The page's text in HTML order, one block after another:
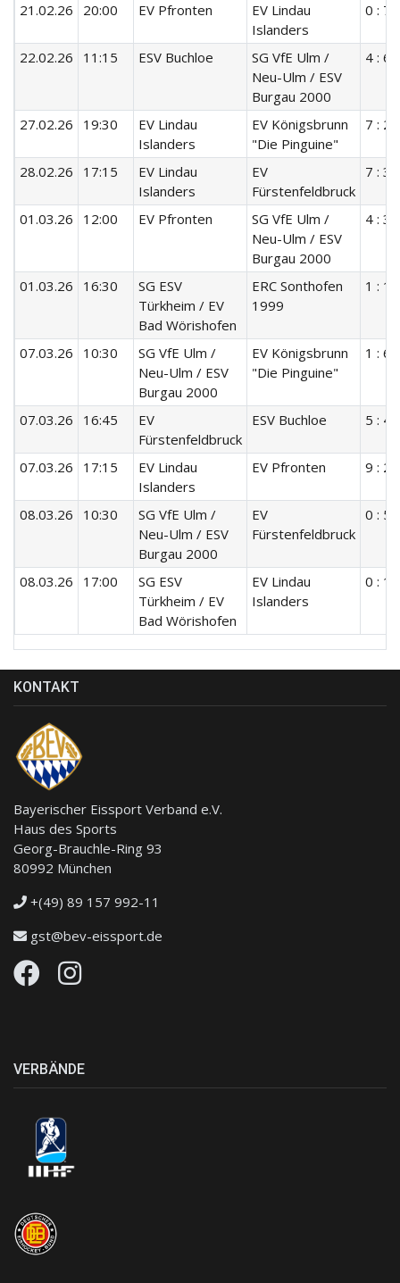
21.02.26 20:00 EV Pfronten
EV Lindau
Islanders
0 : 7
22.02.26 11:15 ESV Buchloe
SG VfE Ulm /
Neu-Ulm / ESV
Burgau 2000
4 : 6
27.02.26 19:30
EV Lindau
Islanders
EV Königsbrunn
"Die Pinguine"
7 : 2
28.02.26 17:15
EV Lindau
Islanders
EV
Fürstenfeldbruck
7 : 3
01.03.26 12:00 EV Pfronten
SG VfE Ulm /
Neu-Ulm / ESV
Burgau 2000
4 : 3
01.03.26 16:30
SG ESV
Türkheim / EV
Bad Wörishofen
ERC Sonthofen
1999
1 : 15
07.03.26 10:30
SG VfE Ulm /
Neu-Ulm / ESV
Burgau 2000
EV Königsbrunn
"Die Pinguine"
1 : 6
07.03.26 16:45
EV
Fürstenfeldbruck
ESV Buchloe 5 : 4
07.03.26 17:15
EV Lindau
Islanders
EV Pfronten 9 : 2
08.03.26 10:30
SG VfE Ulm /
Neu-Ulm / ESV
Burgau 2000
EV
Fürstenfeldbruck
0 : 5
08.03.26 17:00
SG ESV
Türkheim / EV
Bad Wörishofen
EV Lindau
Islanders
0 : 19
KONTAKT
Bayerischer Eissport Verband e.V.
Haus des Sports
Georg-Brauchle-Ring 93
80992 München
+(49) 89 157 992-11
gst@bev-eissport.de
VERBÄNDE